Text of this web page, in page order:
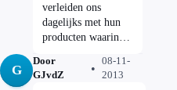
verleiden ons
dagelijks met hun
producten waarin
suiker en vet. Hoe
verslavend zijn
G
Door
GJvdZ
08-11-
2013